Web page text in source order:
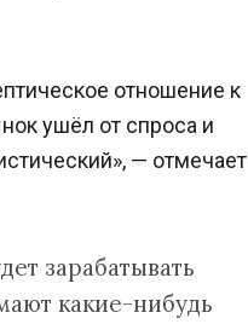
отношение к
ушёл от спроса и
— отмечает
зарабатывать
какие-нибудь